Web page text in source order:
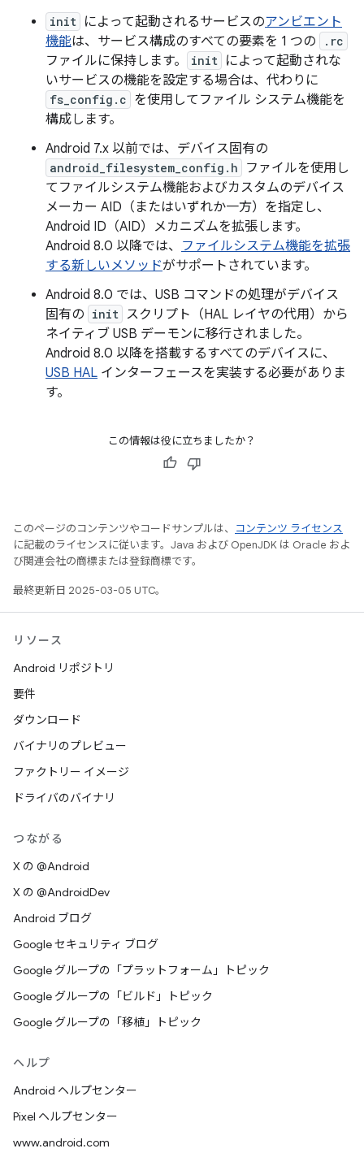
init によって起動されるサービスのアンビエント
機能は、サービス構成のすべての要素を 1 つの .rc
ファイルに保持します。 init
によって起動されな
いサービスの機能を設定する場合は、代わりに
fs_config.c を使用してファイル システム機能を
構成します。
Android 7.x 以前では、デバイス固有の
android_filesystem_config.h
ファイルを使用し
てファイルシステム機能およびカスタムのデバイス
メーカー AID（またはいずれか一方）を指定し、
Android ID（AID）メカニズムを拡張します。
Android 8.0 以降では、 ファイルシステム機能を拡張
する新しいメソッドがサポートされています。
Android 8.0 では、USB コマンドの処理がデバイス
固有の init スクリプト（HAL レイヤの代用）から
ネイティブ USB デーモンに移行されました。
Android 8.0 以降を搭載するすべてのデバイスに、
USB HAL インターフェースを実装する必要がありま
す。
この情報は役に立ちましたか？
このページのコンテンツやコードサンプルは、
コンテンツ ライセンス
に記載のライセンスに従います。Java および OpenJDK は Oracle およ
び関連会社の商標または登録商標です。
最終更新日 2025-03-05 UTC。
リソース
Android リポジトリ
要件
ダウンロード
バイナリのプレビュー
ファクトリー イメージ
ドライバのバイナリ
つながる
X の @Android
X の @AndroidDev
Android ブログ
Google セキュリティ ブログ
Google グループの「プラットフォーム」トピック
Google グループの「ビルド」トピック
Google グループの「移植」トピック
ヘルプ
Android ヘルプセンター
Pixel ヘルプセンター
www.android.com